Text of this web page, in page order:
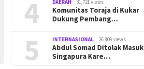
4 DAERAH 31,721 views
Komunitas Toraja di Kukar
Dukung Pembang…
5 INTERNASIONAL 26,809 views
Abdul Somad Ditolak Masuk
Singapura Kare…